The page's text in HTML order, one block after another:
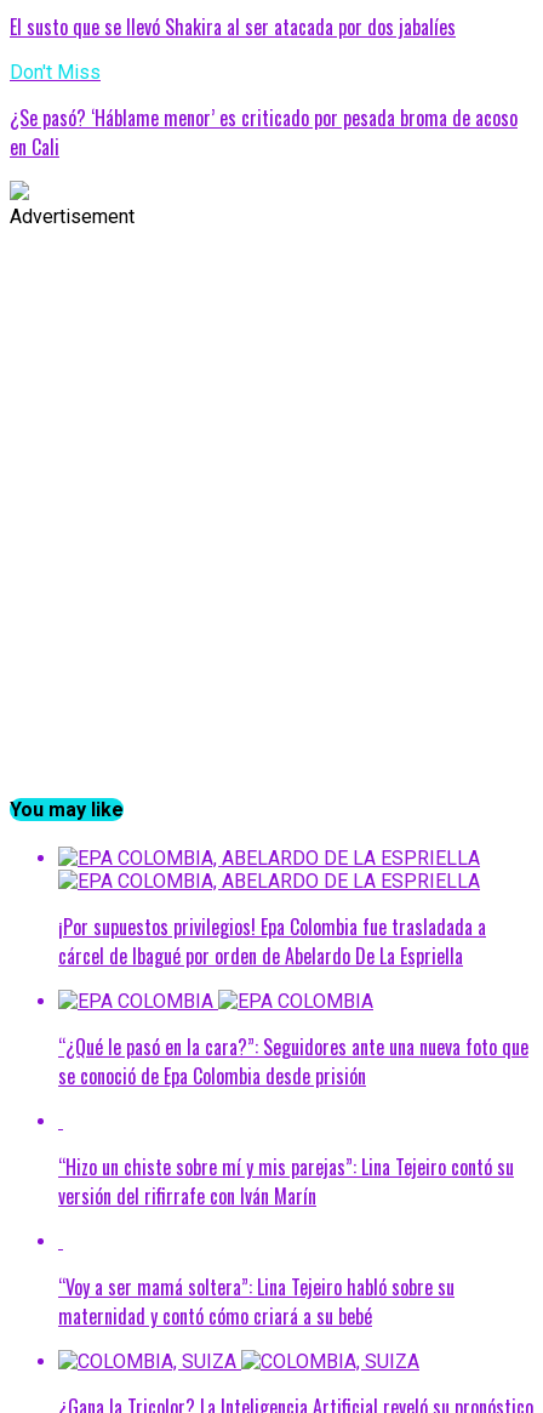
El susto que se llevó Shakira al ser atacada por dos jabalíes
Don't Miss
¿Se pasó? ‘Háblame menor’ es criticado por pesada broma de acoso
en Cali
Advertisement
You may like
¡Por supuestos privilegios! Epa Colombia fue trasladada a
cárcel de Ibagué por orden de Abelardo De La Espriella
“¿Qué le pasó en la cara?”: Seguidores ante una nueva foto que
se conoció de Epa Colombia desde prisión
“Hizo un chiste sobre mí y mis parejas”: Lina Tejeiro contó su
versión del rifirrafe con Iván Marín
“Voy a ser mamá soltera”: Lina Tejeiro habló sobre su
maternidad y contó cómo criará a su bebé
¿Gana la Tricolor? La Inteligencia Artificial reveló su pronóstico